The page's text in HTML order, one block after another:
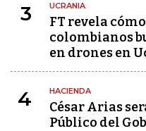
3 UCRANIA
FT revela
colombianos
en drones en
4 HACIENDA
César Arias
Público del